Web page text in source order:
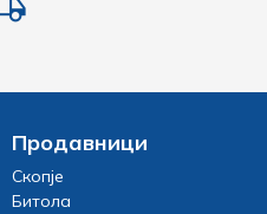
Продавници
Скопје
Битола